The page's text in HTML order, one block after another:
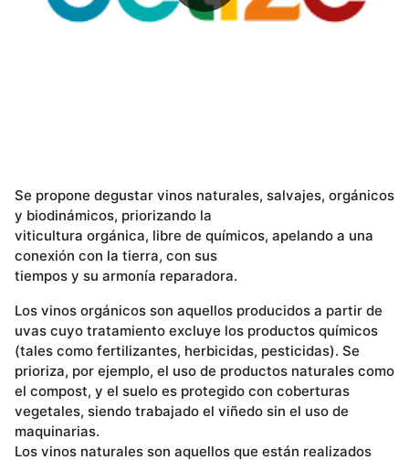
Se propone degustar vinos naturales, salvajes, orgánicos
y biodinámicos, priorizando la
viticultura orgánica, libre de químicos, apelando a una
conexión con la tierra, con sus
tiempos y su armonía reparadora.
Los vinos orgánicos son aquellos producidos a partir de
uvas cuyo tratamiento excluye los productos químicos
(tales como fertilizantes, herbicidas, pesticidas). Se
prioriza, por ejemplo, el uso de productos naturales como
el compost, y el suelo es protegido con coberturas
vegetales, siendo trabajado el viñedo sin el uso de
maquinarias.
Los vinos naturales son aquellos que están realizados